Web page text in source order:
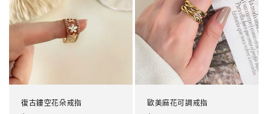
復古鏤空花朵戒指 歐美麻花可調戒指